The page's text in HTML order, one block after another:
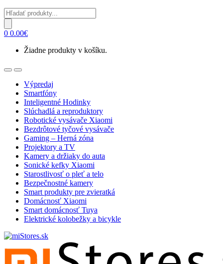
Products
search
0 0.00€
Žiadne produkty v košíku.
OpenClose
Výpredaj
Smartfóny
Inteligentné Hodinky
Slúchadlá a reproduktory
Robotické vysávače Xiaomi
Bezdrôtové tyčové vysávače
Gaming – Herná zóna
Projektory a TV
Kamery a držiaky do auta
Sonické kefky Xiaomi
Starostlivosť o pleť a telo
Bezpečnostné kamery
Smart produkty pre zvieratká
Domácnosť Xiaomi
Smart domácnosť Tuya
Elektrické kolobežky a bicykle